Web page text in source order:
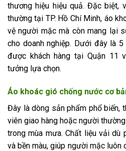
thương hiệu hiệu quả. Đặc biệt,
thường tại TP. Hồ Chí Minh, áo
vệ người mặc mà còn mang lại
cho doanh nghiệp. Dưới đây là
được khách hàng tại Quận 11
tưởng lựa chọn.
Áo khoác gió chống nước cơ
Đây là dòng sản phẩm phổ biến,
viên giao hàng hoặc người
trong mùa mưa. Chất liệu vải dù
và bền màu, giúp người mặc